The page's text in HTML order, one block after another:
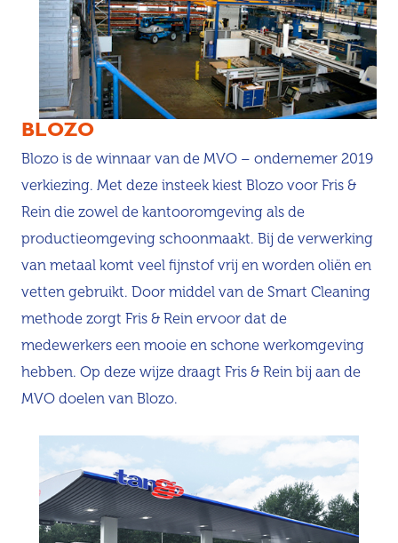
BLOZO
Blozo is de winnaar van de MVO – ondernemer 2019
verkiezing. Met deze insteek kiest Blozo voor Fris &
Rein die zowel de kantooromgeving als de
productieomgeving schoonmaakt. Bij de verwerking
van metaal komt veel fijnstof vrij en worden oliën en
vetten gebruikt. Door middel van de Smart Cleaning
methode zorgt Fris & Rein ervoor dat de
medewerkers een mooie en schone werkomgeving
hebben. Op deze wijze draagt Fris & Rein bij aan de
MVO doelen van Blozo.